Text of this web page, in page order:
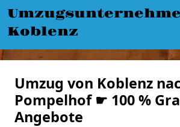
Koblenz
Umzug von Koblenz
Pompelhof ☛ 100 %
Angebote